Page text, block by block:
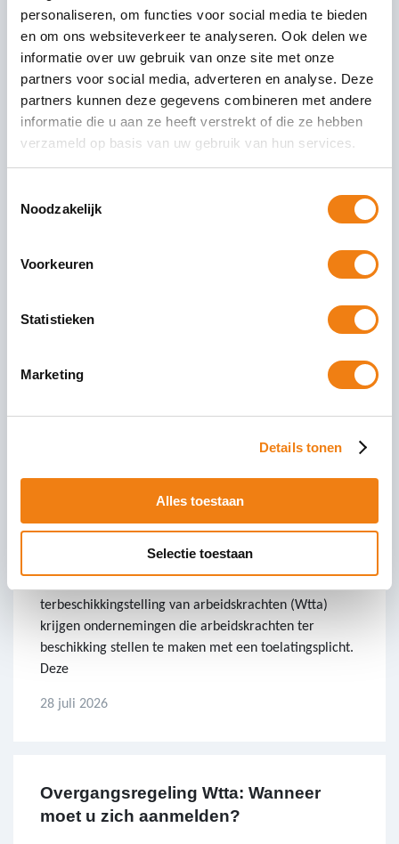
personaliseren, om functies voor social media te bieden
en om ons websiteverkeer te analyseren. Ook delen we
informatie over uw gebruik van onze site met onze
partners voor social media, adverteren en analyse. Deze
partners kunnen deze gegevens combineren met andere
informatie die u aan ze heeft verstrekt of die ze hebben
verzameld op basis van uw gebruik van hun services.
Noodzakelijk
Voorkeuren
Statistieken
Marketing
Details tonen
Alles toestaan
Selectie toestaan
Relevante artikelen
Toelating Wtta: Alles wat u moet weten
terbeschikkingstelling van arbeidskrachten (Wtta)
krijgen ondernemingen die arbeidskrachten ter
beschikking stellen te maken met een toelatingsplicht.
Deze
28 juli 2026
Overgangsregeling Wtta: Wanneer
moet u zich aanmelden?